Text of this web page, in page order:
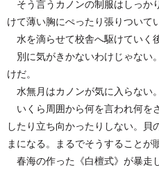
そう言うカノンの制服はしっか
けて薄い胸にぺったり張りついて
水を滴らせて校舎へ駆けていく
別に気がきかないわけじゃない
けだ。
水無月はカノンが気に入らない。
いくら周囲から何を言われ何を
したり立ち向かったりしない。貝
まになる。まるでそうすることが
春海の作った《白檀式》が暴走